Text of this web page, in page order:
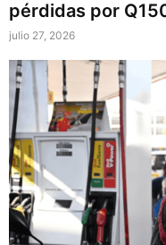
pérdidas por
julio 27, 2026